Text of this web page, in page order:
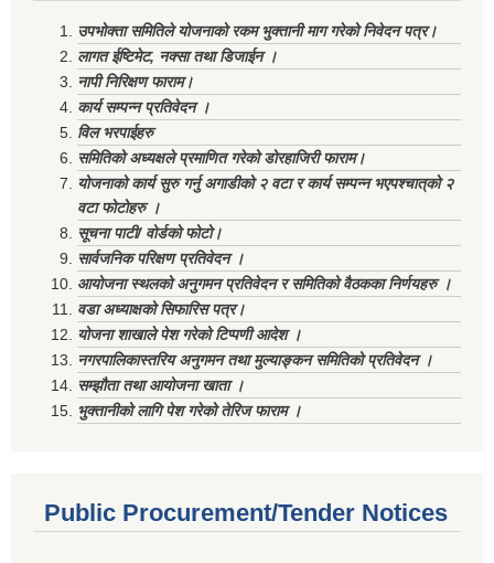
उपभोक्ता समितिले योजनाको रकम भुक्तानी माग गरेको निवेदन पत्र।
लागत ईष्टिमेट, नक्सा तथा डिजाईन ।
नापी निरिक्षण फाराम।
कार्य सम्पन्न प्रतिवेदन ।
विल भरपाईहरु
समितिको अध्यक्षले प्रमाणित गरेको डोरहाजिरी फाराम।
योजनाको कार्य सुरु गर्नु अगाडीको २ वटा र कार्य सम्पन्न भएपश्चात्‌को २
वटा फोटोहरु ।
सूचना पाटी/ वोर्डको फोटो।
सार्वजनिक परिक्षण प्रतिवेदन ।
आयोजना स्थलको अनुगमन प्रतिवेदन र समितिको वैठकका निर्णयहरु ।
वडा अध्याक्षको सिफारिस पत्र।
योजना शाखाले पेश गरेको टिप्पणी आदेश ।
नगरपालिकास्तरिय अनुगमन तथा मुल्याङ्कन समितिको प्रतिवेदन ।
सम्झौता तथा आयोजना खाता ।
भुक्तानीको लागि पेश गरेको तेरिज फाराम ।
Public Procurement/Tender Notices